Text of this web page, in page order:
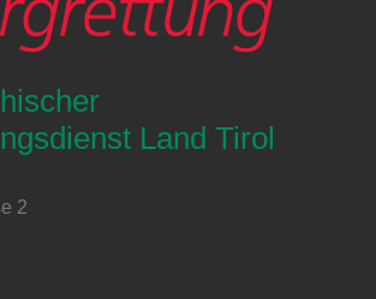
Land Tirol
2